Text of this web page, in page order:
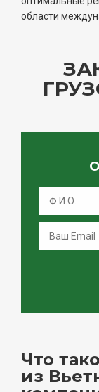
области
Что
из